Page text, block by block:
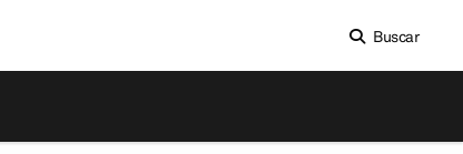
Buscar